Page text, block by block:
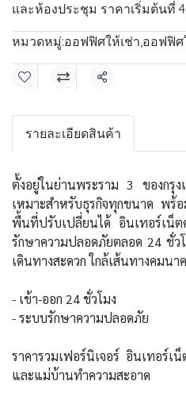
และห้องประชุม ราคาเริ่มต้นที่
หมวดหมู่:ออฟฟิศให้เช่า,ออฟฟิศ
แชร์
รายละเอียดสินค้า
ตั้งอยู่ในย่านพระราม 3 ของกรุ
เหมาะสำหรับธุรกิจทุกขนาด พ
พื้นที่ปรับเปลี่ยนได้ อินเทอร์เน็ต
รักษาความปลอดภัยตลอด 24 ชั่ว
เดินทางสะดวก ใกล้เส้นทางคมนา
- เข้า-ออก 24 ชั่วโมง
- ระบบรักษาความปลอดภัย
ราคารวมเฟอร์นิเจอร์ อินเทอร์
และแม่บ้านทำความสะอาด